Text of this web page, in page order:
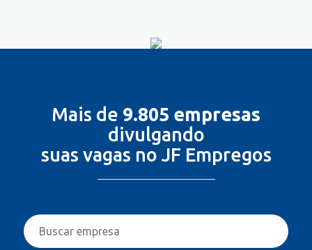
Mais de 9.805 empresas
divulgando
suas vagas no JF Empregos